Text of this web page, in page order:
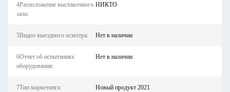
4Расположение выставочного
зала:
НИКТО
5Видео выездного осмотра: Нет в наличии
6Отчет об испытаниях
оборудования:
Нет в наличии
7Тип маркетинга: Новый продукт 2021